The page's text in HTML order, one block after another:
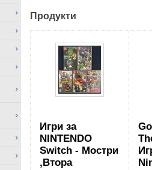
Продукти
Игри за
NINTENDO
Switch - Мостри
,Втора